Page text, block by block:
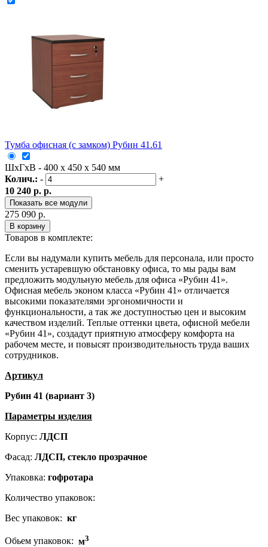
Тумба офисная (с замком) Рубин 41.61
ШxГxВ - 400 x 450 x 540 мм
Колич.: -
+
10 240 р. р.
Показать все модули
275 090 р.
В корзину
Товаров в комплекте:
Если вы надумали купить мебель для персонала, или просто
сменить устаревшую обстановку офиса, то мы рады вам
предложить модульную мебель для офиса «Рубин 41».
Офисная мебель эконом класса «Рубин 41» отличается
высокими показателями эргономичности и
функциональности, а так же доступностью цен и высоким
качеством изделий. Теплые оттенки цвета, офисной мебели
«Рубин 41», создадут приятную атмосферу комфорта на
рабочем месте, и повысят производительность труда ваших
сотрудников.
Артикул
Рубин 41 (вариант 3)
Параметры изделия
Корпус: ЛДСП
Фасад: ЛДСП, стекло прозрачное
Упаковка: гофротара
Количество упаковок:
Вес упаковок: кг
Обьем упаковок: м3